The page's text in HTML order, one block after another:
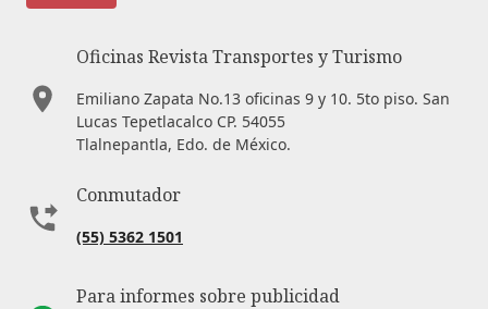
Oficinas Revista Transportes y Turismo
Emiliano Zapata No.13 oficinas 9 y 10. 5to piso. San
Lucas Tepetlacalco CP. 54055
Tlalnepantla, Edo. de México.
Conmutador
(55) 5362 1501
Para informes sobre publicidad